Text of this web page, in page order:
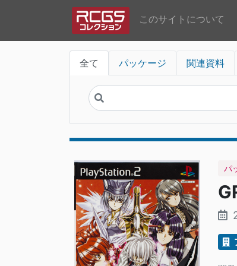
このサイトについて
全て パッケージ 関連資料
パ